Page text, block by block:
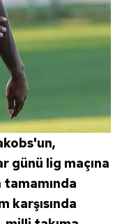
günü lig maçına
tamamında
karşısında